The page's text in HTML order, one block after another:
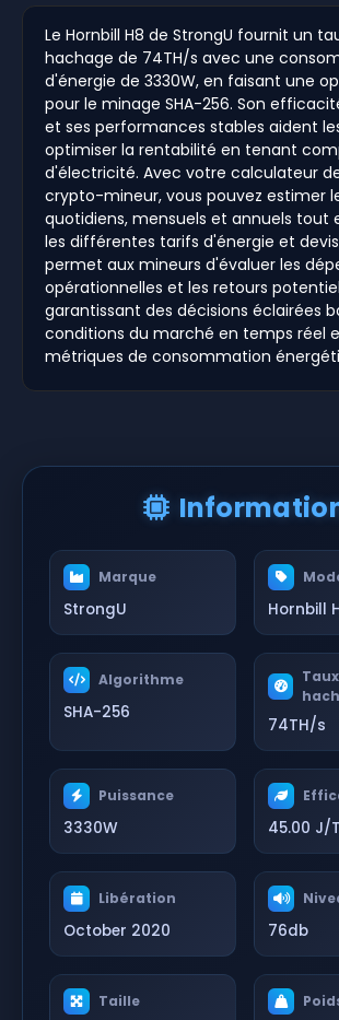
Le Hornbill H8 de StrongU fournit un
hachage de 74TH/s avec une
d'énergie de 3330W, en faisant une
pour le minage SHA-256. Son
et ses performances stables aident
optimiser la rentabilité en tenant
d'électricité. Avec votre calculateur
crypto-mineur, vous pouvez estimer
quotidiens, mensuels et annuels tout
les différentes tarifs d'énergie et
permet aux mineurs d'évaluer les
opérationnelles et les retours
garantissant des décisions éclairées
conditions du marché en temps réel
métriques de consommation
Marque
StrongU Hornbill
Algorithme
SHA-256
74TH/s
Puissance
3330W 45.00 J/
Libération
October 2020 76db
Taille